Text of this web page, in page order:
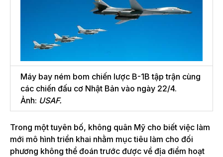
Máy bay ném bom chiến lược B-1B tập trận cùng
các chiến đấu cơ Nhật Bản vào ngày 22/4.
Ảnh: USAF.
Trong một tuyên bố, không quân Mỹ cho biết việc làm
mới mô hình triển khai nhằm mục tiêu làm cho đối
phương không thể đoán trước được về địa điểm hoạt